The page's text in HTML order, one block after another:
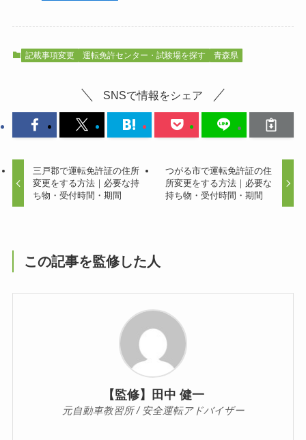
記載事項変更 運転免許センター・試験場を探す 青森県
SNSで情報をシェア
三戸郡で運転免許証の住所
変更をする方法｜必要な持
ち物・受付時間・期間
つがる市で運転免許証の住
所変更をする方法｜必要な
持ち物・受付時間・期間
この記事を監修した人
【監修】田中 健一
元自動車教習所 / 安全運転アドバイザー